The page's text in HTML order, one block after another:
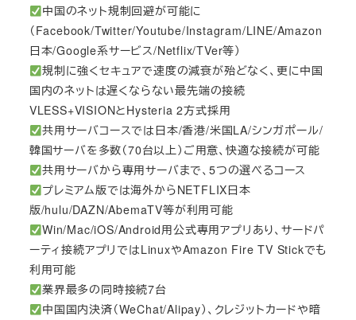
中国のネット規制回避が可能に
（Facebook/Twitter/Youtube/Instagram/LINE/Amazon
日本/Google系サービス/Netflix/TVer等）
規制に強くセキュアで速度の減衰が殆どなく、更に中国
国内のネットは遅くならない最先端の接続
VLESS+VISIONとHysteria 2方式採用
共用サーバコースでは日本/香港/米国LA/シンガポール/
韓国サーバを多数（70台以上）ご用意、快適な接続が可能
共用サーバから専用サーバまで、5つの選べるコース
プレミアム版では海外からNETFLIX日本
版/hulu/DAZN/AbemaTV等が利用可能
Win/Mac/iOS/Android用公式専用アプリあり、サードパ
ーティ接続アプリではLinuxやAmazon Fire TV Stickでも
利用可能
業界最多の同時接続7台
中国国内決済（WeChat/Alipay）、クレジットカードや暗